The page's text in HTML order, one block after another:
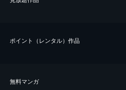
ポイント（レンタル）作品
無料マンガ